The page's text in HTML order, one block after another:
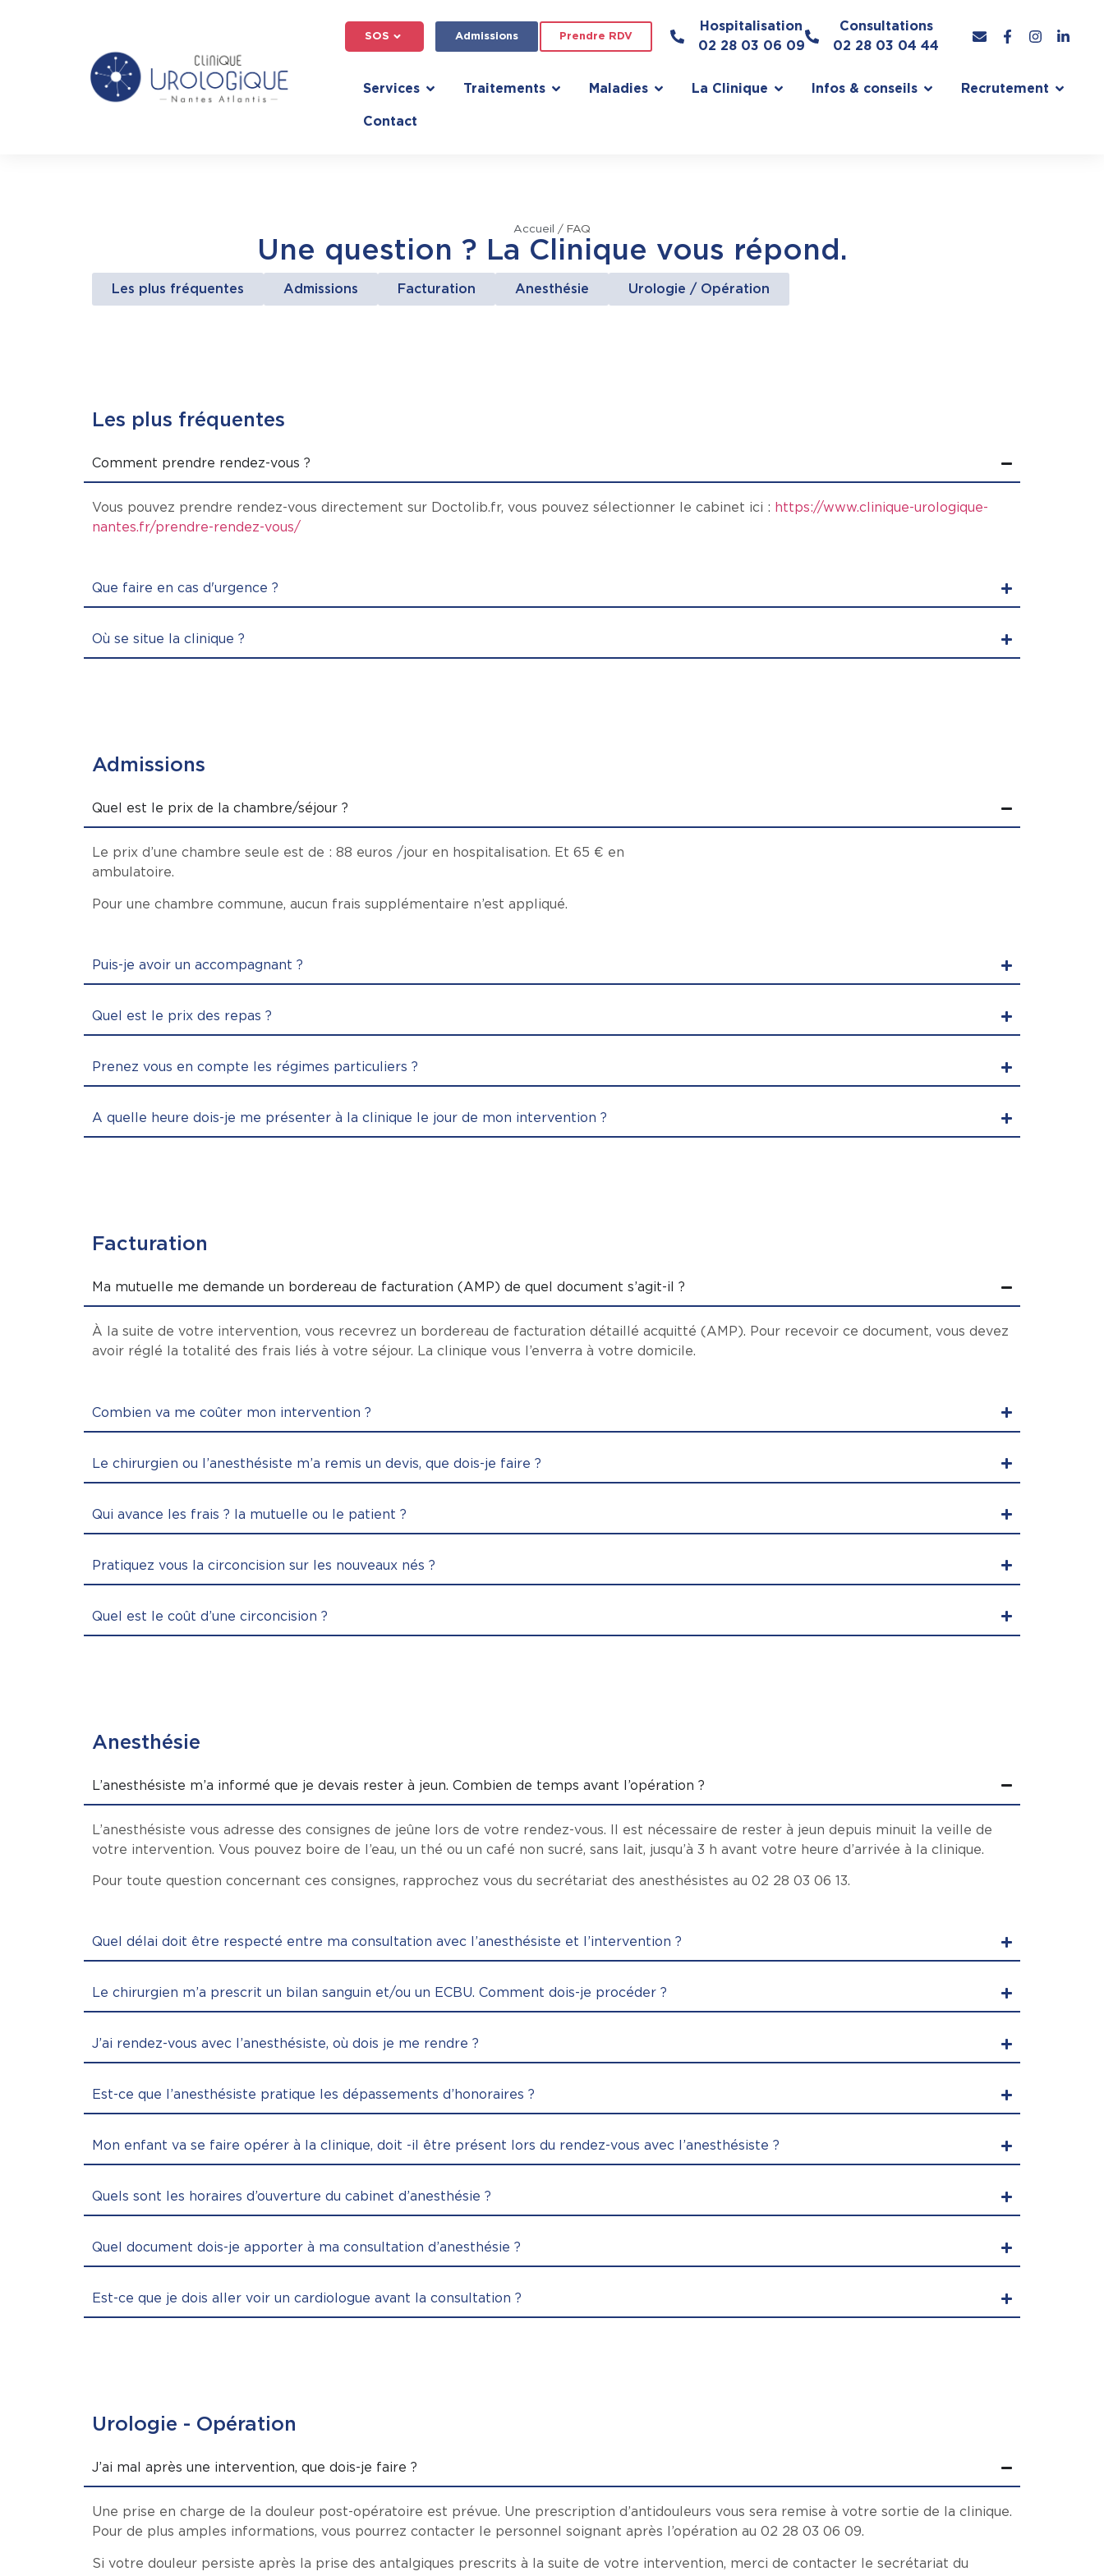
SOS Admissions Prendre RDV
Hospitalisation
02 28 03 06 09
Consultations
02 28 03 04 44
Services Traitements Maladies La Clinique Infos & conseils Recrutement
Contact
Accueil / FAQ
Une question ? La Clinique vous répond.
Les plus fréquentes Admissions Facturation Anesthésie Urologie / Opération
Les plus fréquentes
Comment prendre rendez-vous ?
Vous pouvez prendre rendez-vous directement sur Doctolib.fr, vous pouvez sélectionner le cabinet ici : https://www.clinique-urologique-
nantes.fr/prendre-rendez-vous/
Que faire en cas d'urgence ?
Où se situe la clinique ?
Admissions
Quel est le prix de la chambre/séjour ?
Le prix d’une chambre seule est de : 88 euros /jour en hospitalisation. Et 65 € en
ambulatoire.
Pour une chambre commune, aucun frais supplémentaire n’est appliqué.
Puis-je avoir un accompagnant ?
Quel est le prix des repas ?
Prenez vous en compte les régimes particuliers ?
A quelle heure dois-je me présenter à la clinique le jour de mon intervention ?
Facturation
Ma mutuelle me demande un bordereau de facturation (AMP) de quel document s’agit-il ?
À la suite de votre intervention, vous recevrez un bordereau de facturation détaillé acquitté (AMP). Pour recevoir ce document, vous devez
avoir réglé la totalité des frais liés à votre séjour. La clinique vous l’enverra à votre domicile.
Combien va me coûter mon intervention ?
Le chirurgien ou l’anesthésiste m’a remis un devis, que dois-je faire ?
Qui avance les frais ? la mutuelle ou le patient ?
Pratiquez vous la circoncision sur les nouveaux nés ?
Quel est le coût d’une circoncision ?
Anesthésie
L’anesthésiste m’a informé que je devais rester à jeun. Combien de temps avant l’opération ?
L’anesthésiste vous adresse des consignes de jeûne lors de votre rendez-vous. Il est nécessaire de rester à jeun depuis minuit la veille de
votre intervention. Vous pouvez boire de l’eau, un thé ou un café non sucré, sans lait, jusqu’à 3 h avant votre heure d’arrivée à la clinique.
Pour toute question concernant ces consignes, rapprochez vous du secrétariat des anesthésistes au 02 28 03 06 13.
Quel délai doit être respecté entre ma consultation avec l’anesthésiste et l’intervention ?
Le chirurgien m’a prescrit un bilan sanguin et/ou un ECBU. Comment dois-je procéder ?
J’ai rendez-vous avec l’anesthésiste, où dois je me rendre ?
Est-ce que l’anesthésiste pratique les dépassements d’honoraires ?
Mon enfant va se faire opérer à la clinique, doit -il être présent lors du rendez-vous avec l’anesthésiste ?
Quels sont les horaires d’ouverture du cabinet d’anesthésie ?
Quel document dois-je apporter à ma consultation d’anesthésie ?
Est-ce que je dois aller voir un cardiologue avant la consultation ?
Urologie - Opération
J’ai mal après une intervention, que dois-je faire ?
Une prise en charge de la douleur post-opératoire est prévue. Une prescription d’antidouleurs vous sera remise à votre sortie de la clinique.
Pour de plus amples informations, vous pourrez contacter le personnel soignant après l’opération au 02 28 03 06 09.
Si votre douleur persiste après la prise des antalgiques prescrits à la suite de votre intervention, merci de contacter le secrétariat du